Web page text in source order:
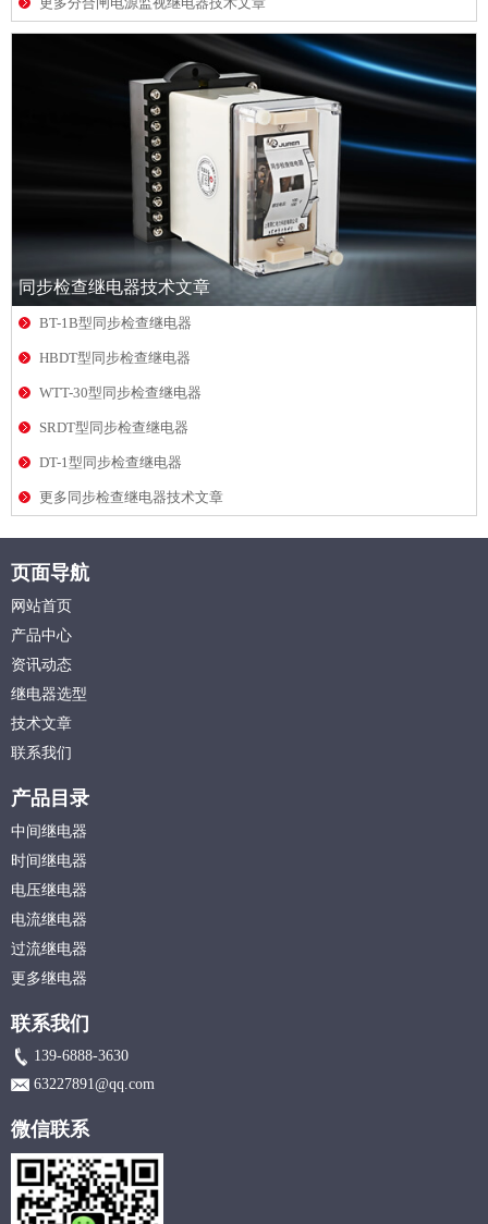
同步检查继电器技术文章
BT-1B型同步检查继电器
HBDT型同步检查继电器
WTT-30型同步检查继电器
SRDT型同步检查继电器
DT-1型同步检查继电器
更多同步检查继电器技术文章
页面导航
网站首页
产品中心
资讯动态
继电器选型
技术文章
联系我们
产品目录
中间继电器
时间继电器
电压继电器
电流继电器
过流继电器
更多继电器
联系我们
139-6888-3630
63227891@qq.com
微信联系